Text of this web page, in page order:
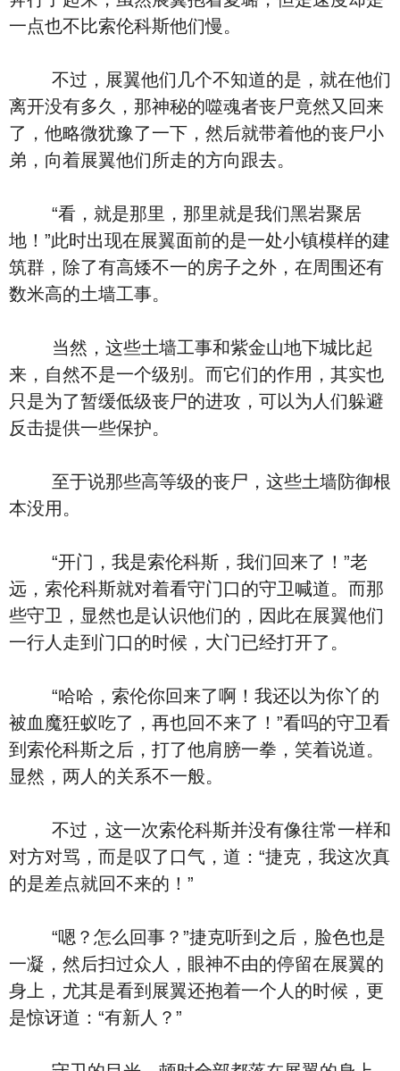
一点也不比索伦科斯他们慢。
不过，展翼他们几个不知道的是，就在他们
离开没有多久，那神秘的噬魂者丧尸竟然又回来
了，他略微犹豫了一下，然后就带着他的丧尸小
弟，向着展翼他们所走的方向跟去。
“看，就是那里，那里就是我们黑岩聚居
地！”此时出现在展翼面前的是一处小镇模样的建
筑群，除了有高矮不一的房子之外，在周围还有
数米高的土墙工事。
当然，这些土墙工事和紫金山地下城比起
来，自然不是一个级别。而它们的作用，其实也
只是为了暂缓低级丧尸的进攻，可以为人们躲避
反击提供一些保护。
至于说那些高等级的丧尸，这些土墙防御根
本没用。
“开门，我是索伦科斯，我们回来了！”老
远，索伦科斯就对着看守门口的守卫喊道。而那
些守卫，显然也是认识他们的，因此在展翼他们
一行人走到门口的时候，大门已经打开了。
“哈哈，索伦你回来了啊！我还以为你丫的
被血魔狂蚁吃了，再也回不来了！”看吗的守卫看
到索伦科斯之后，打了他肩膀一拳，笑着说道。
显然，两人的关系不一般。
不过，这一次索伦科斯并没有像往常一样和
对方对骂，而是叹了口气，道：“捷克，我这次真
的是差点就回不来的！”
“嗯？怎么回事？”捷克听到之后，脸色也是
一凝，然后扫过众人，眼神不由的停留在展翼的
身上，尤其是看到展翼还抱着一个人的时候，更
是惊讶道：“有新人？”